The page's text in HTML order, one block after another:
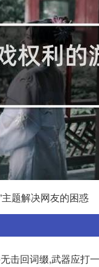
主题解决网友的困惑
击回词缀,武器应打